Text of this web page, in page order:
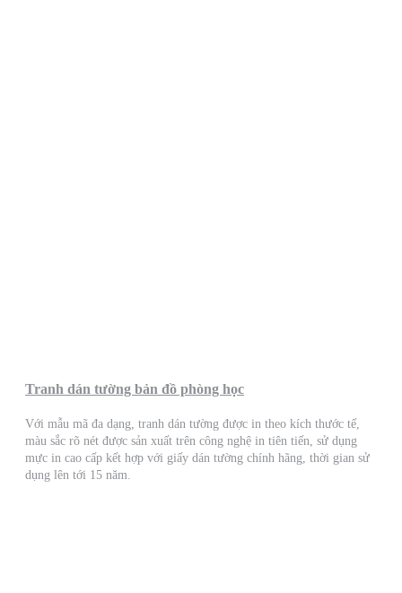
Tranh dán tường bản đồ phòng học
Với mẫu mã đa dạng, tranh dán tường được in theo kích thước tế,
màu sắc rõ nét được sản xuất trên công nghệ in tiên tiến, sử dụng
mực in cao cấp kết hợp với giấy dán tường chính hãng, thời gian sử
dụng lên tới 15 năm.